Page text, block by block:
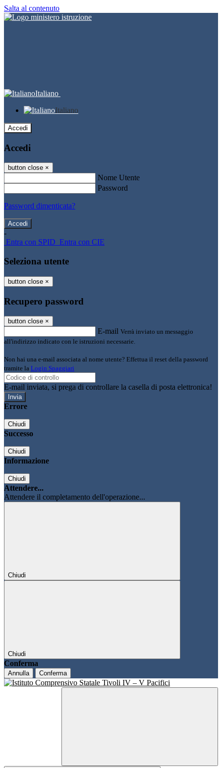
Salta al contenuto
Italiano
Italiano
Accedi
Accedi
button close ×
Nome Utente
Password
Password dimenticata?
-
Entra con SPID Entra con CIE
Seleziona utente
button close ×
Recupero password
button close ×
E-mail Verrà inviato un messaggio
all'indirizzo indicato con le istruzioni necessarie.
Non hai una e-mail associata al nome utente? Effettua il reset della password
tramite la Login Spaggiari
E-mail inviata, si prega di controllare la casella di posta elettronica!
Errore
Chiudi
Successo
Chiudi
Informazione
Chiudi
Attendere...
Attendere il completamento dell'operazione...
Chiudi
Chiudi
Conferma
Annulla Conferma